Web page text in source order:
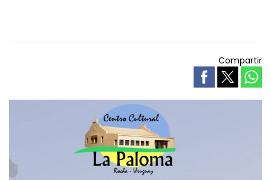
Compartir